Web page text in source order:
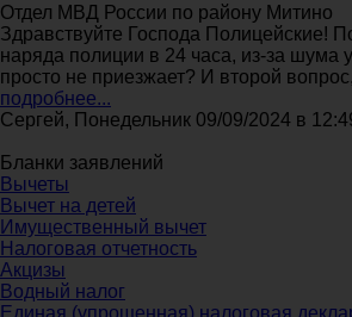
Отдел МВД России по району Митино
Здравствуйте Господа Полицейские!
наряда полиции в 24 часа, из-за шума
просто не приезжает? И второй
подробнее...
Сергей, Понедельник 09/09/2024 в
Бланки заявлений
Вычеты
Вычет на детей
Имущественный вычет
Налоговая отчетность
Акцизы
Водный налог
Единая (упрощенная) налоговая